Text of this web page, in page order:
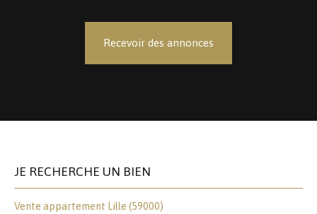
Recevoir des annonces
JE RECHERCHE UN BIEN
Vente appartement Lille (59000)